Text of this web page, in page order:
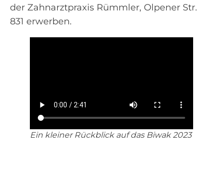
der Zahnarztpraxis Rümmler, Olpener Str.
831 erwerben.
Ein kleiner Rückblick auf das Biwak 2023